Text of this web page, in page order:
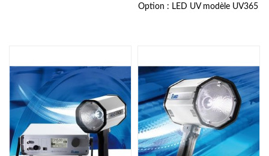
Option : LED UV modèle UV365